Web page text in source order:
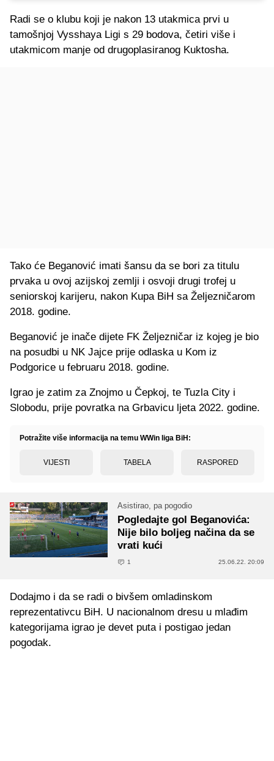
Radi se o klubu koji je nakon 13 utakmica prvi u
tamošnjoj Vysshaya Ligi s 29 bodova, četiri više i
utakmicom manje od drugoplasiranog Kuktosha.
Tako će Beganović imati šansu da se bori za titulu
prvaka u ovoj azijskoj zemlji i osvoji drugi trofej u
seniorskoj karijeru, nakon Kupa BiH sa Željezničarom
2018. godine.
Beganović je inače dijete FK Željezničar iz kojeg je bio
na posudbi u NK Jajce prije odlaska u Kom iz
Podgorice u februaru 2018. godine.
Igrao je zatim za Znojmo u Čepkoj, te Tuzla City i
Slobodu, prije povratka na Grbavicu ljeta 2022. godine.
Potražite više informacija na temu WWin liga BiH:
VIJESTI TABELA RASPORED
Asistirao, pa pogodio
Pogledajte gol Beganovića:
Nije bilo boljeg načina da se
vrati kući
1 25.06.22. 20:09
Dodajmo i da se radi o bivšem omladinskom
reprezentativcu BiH. U nacionalnom dresu u mlađim
kategorijama igrao je devet puta i postigao jedan
pogodak.